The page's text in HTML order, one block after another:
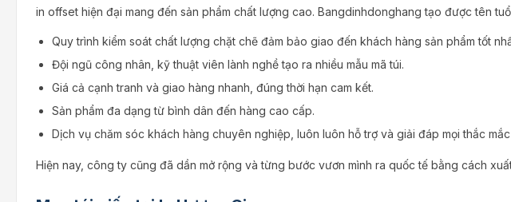
in offset hiện đại mang đến sản phẩm chất lượng cao. Bangdinhdonghang tạo được tên
Quy trình kiểm soát chất lượng chặt chẽ đảm bảo giao đến khách hàng sản phẩm tốt
Đội ngũ công nhân, kỹ thuật viên lành nghề tạo ra nhiều mẫu mã túi.
Giá cả cạnh tranh và giao hàng nhanh, đúng thời hạn cam kết.
Sản phẩm đa dạng từ bình dân đến hàng cao cấp.
Dịch vụ chăm sóc khách hàng chuyên nghiệp, luôn luôn hỗ trợ và giải đáp mọi thắc
Hiện nay, công ty cũng đã dần mở rộng và từng bước vươn mình ra quốc tế bằng cách